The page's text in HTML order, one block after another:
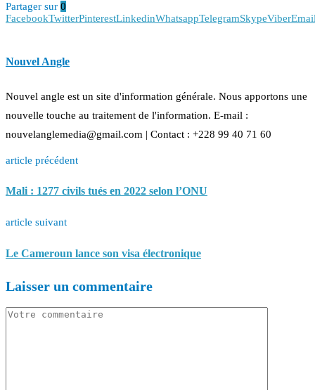
Partager sur 0
FacebookTwitterPinterestLinkedinWhatsappTelegramSkypeViber
Nouvel Angle
Nouvel angle est un site d'information générale. Nous apportons une
nouvelle touche au traitement de l'information. E-mail :
nouvelanglemedia@gmail.com | Contact : +228 99 40 71 60
article précédent
Mali : 1277 civils tués en 2022 selon l’ONU
article suivant
Le Cameroun lance son visa électronique
Laisser un commentaire